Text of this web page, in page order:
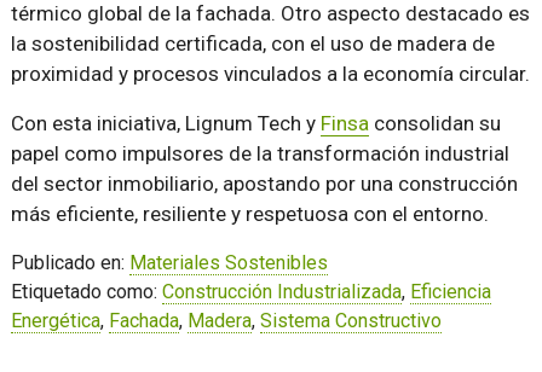
térmico global de la fachada. Otro aspecto destacado es
la sostenibilidad certificada, con el uso de madera de
proximidad y procesos vinculados a la economía circular.
Con esta iniciativa, Lignum Tech y Finsaconsolidan su
papel como impulsores de la transformación industrial
del sector inmobiliario, apostando por una construcción
más eficiente, resiliente y respetuosa con el entorno.
Publicado en: Materiales Sostenibles
Etiquetado como: Construcción Industrializada, Eficiencia
Energética, Fachada, Madera, Sistema Constructivo